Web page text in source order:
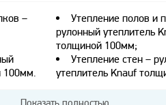
–
100мм.
Утепление полов и
рулонный утеплитель
толщиной 100мм;
Утепление стен –
утеплитель Knauf